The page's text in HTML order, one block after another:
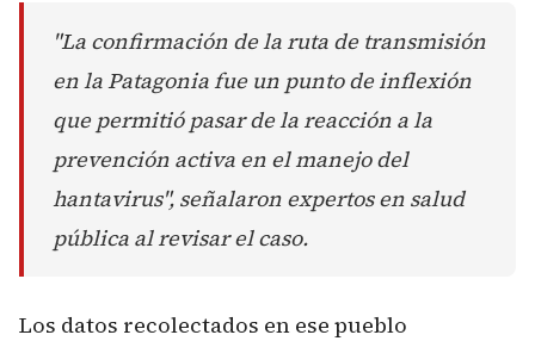
"La confirmación de la ruta de transmisión
en la Patagonia fue un punto de inflexión
que permitió pasar de la reacción a la
prevención activa en el manejo del
hantavirus", señalaron expertos en salud
pública al revisar el caso.
Los datos recolectados en ese pueblo